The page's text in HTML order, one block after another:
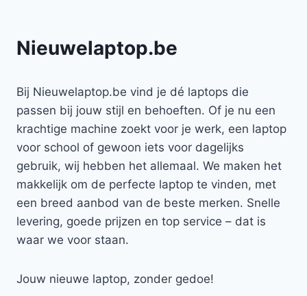
Nieuwelaptop.be
Bij Nieuwelaptop.be vind je dé laptops die
passen bij jouw stijl en behoeften. Of je nu een
krachtige machine zoekt voor je werk, een laptop
voor school of gewoon iets voor dagelijks
gebruik, wij hebben het allemaal. We maken het
makkelijk om de perfecte laptop te vinden, met
een breed aanbod van de beste merken. Snelle
levering, goede prijzen en top service – dat is
waar we voor staan.
Jouw nieuwe laptop, zonder gedoe!